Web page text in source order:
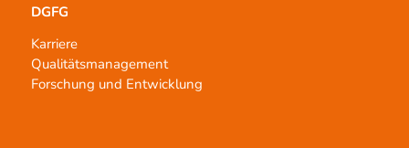
DGFG
Karriere
Qualitätsmanagement
Forschung und Entwicklung